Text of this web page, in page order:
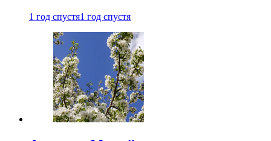
1 год спустя1 год спустя